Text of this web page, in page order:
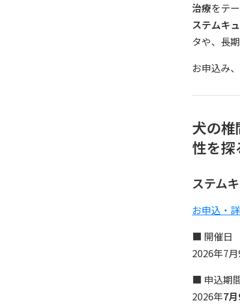
治療をテ
ステムキ
タや、長
お申込み
犬の
性を探
ステム
お申込・
■ 開催日
2026年7
■ 申込期
2026年7